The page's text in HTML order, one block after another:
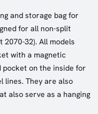
and storage bag for
for all non-split
32). All models
with a magnetic
pocket on the inside for
lines. They are also
also serve as a hanging